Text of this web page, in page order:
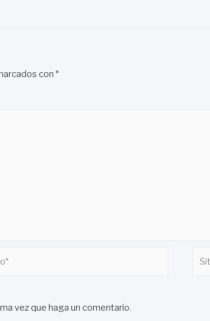
con *
vez que haga un comentario.